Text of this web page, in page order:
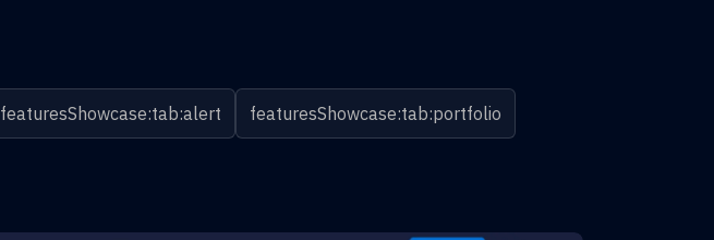
featuresShowcase:tab:alert featuresShowcase:tab:portfolio